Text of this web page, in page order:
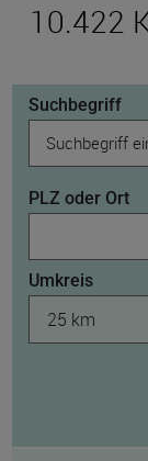
10.422
Suchbegriff
PLZ oder Ort
Umkreis
25 km